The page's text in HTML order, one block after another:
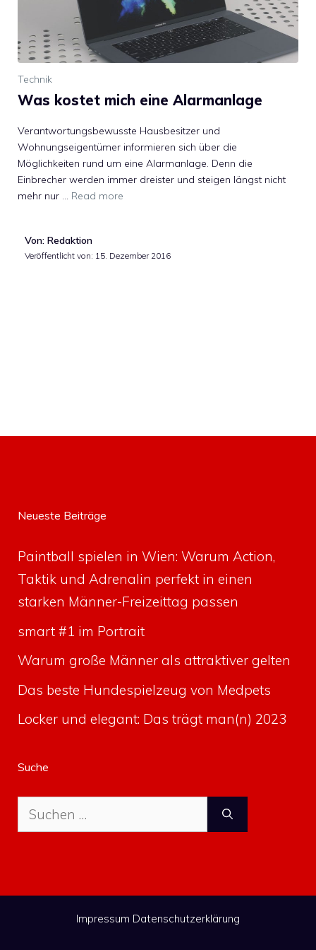
Technik
Was kostet mich eine Alarmanlage
Verantwortungsbewusste Hausbesitzer und
Wohnungseigentümer informieren sich über die
Möglichkeiten rund um eine Alarmanlage. Denn die
Einbrecher werden immer dreister und steigen längst nicht
mehr nur … Read more
Von: Redaktion
Veröffentlicht von: 15. Dezember 2016
Neueste Beiträge
Paintball spielen in Wien: Warum Action,
Taktik und Adrenalin perfekt in einen
starken Männer-Freizeittag passen
smart #1 im Portrait
Warum große Männer als attraktiver gelten
Das beste Hundespielzeug von Medpets
Locker und elegant: Das trägt man(n) 2023
Suche
Suche
nach:
Impressum Datenschutzerklärung